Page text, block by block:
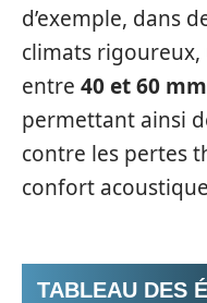
d’exemple, dans
climats rigoureux,
entre 40 et 60 mm
permettant ainsi
contre les pertes
confort
TABLEAU DES